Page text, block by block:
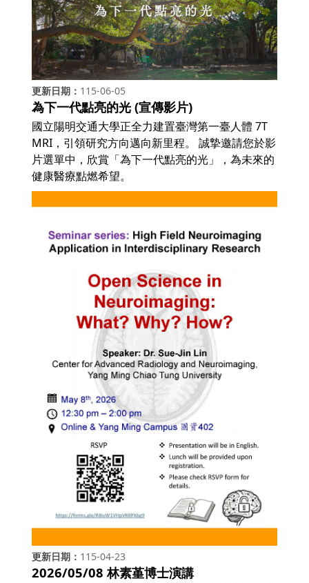
更新日期 115-06-05
為下一代點亮的光 (宣傳影片)
國立陽明交通大學正全力建置臺灣第一臺人體 7T
MRI，引領研究方向邁向新里程。 誠摯邀請您於影
片選單中，欣賞「為下一代點亮的光」，為未來的
健康醫療點燃希望。
更新日期 115-04-23
2026/05/08 林素堇博士演講